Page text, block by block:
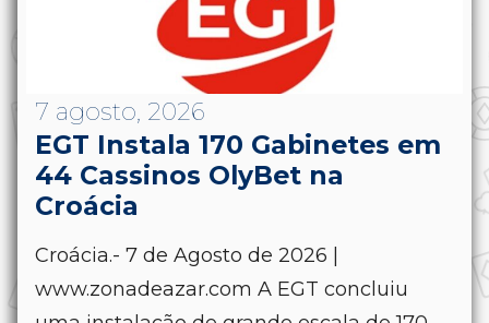
7 agosto, 2026
EGT Instala 170 Gabinetes em
44 Cassinos OlyBet na
Croácia
Croácia.- 7 de Agosto de 2026 |
www.zonadeazar.com A EGT concluiu